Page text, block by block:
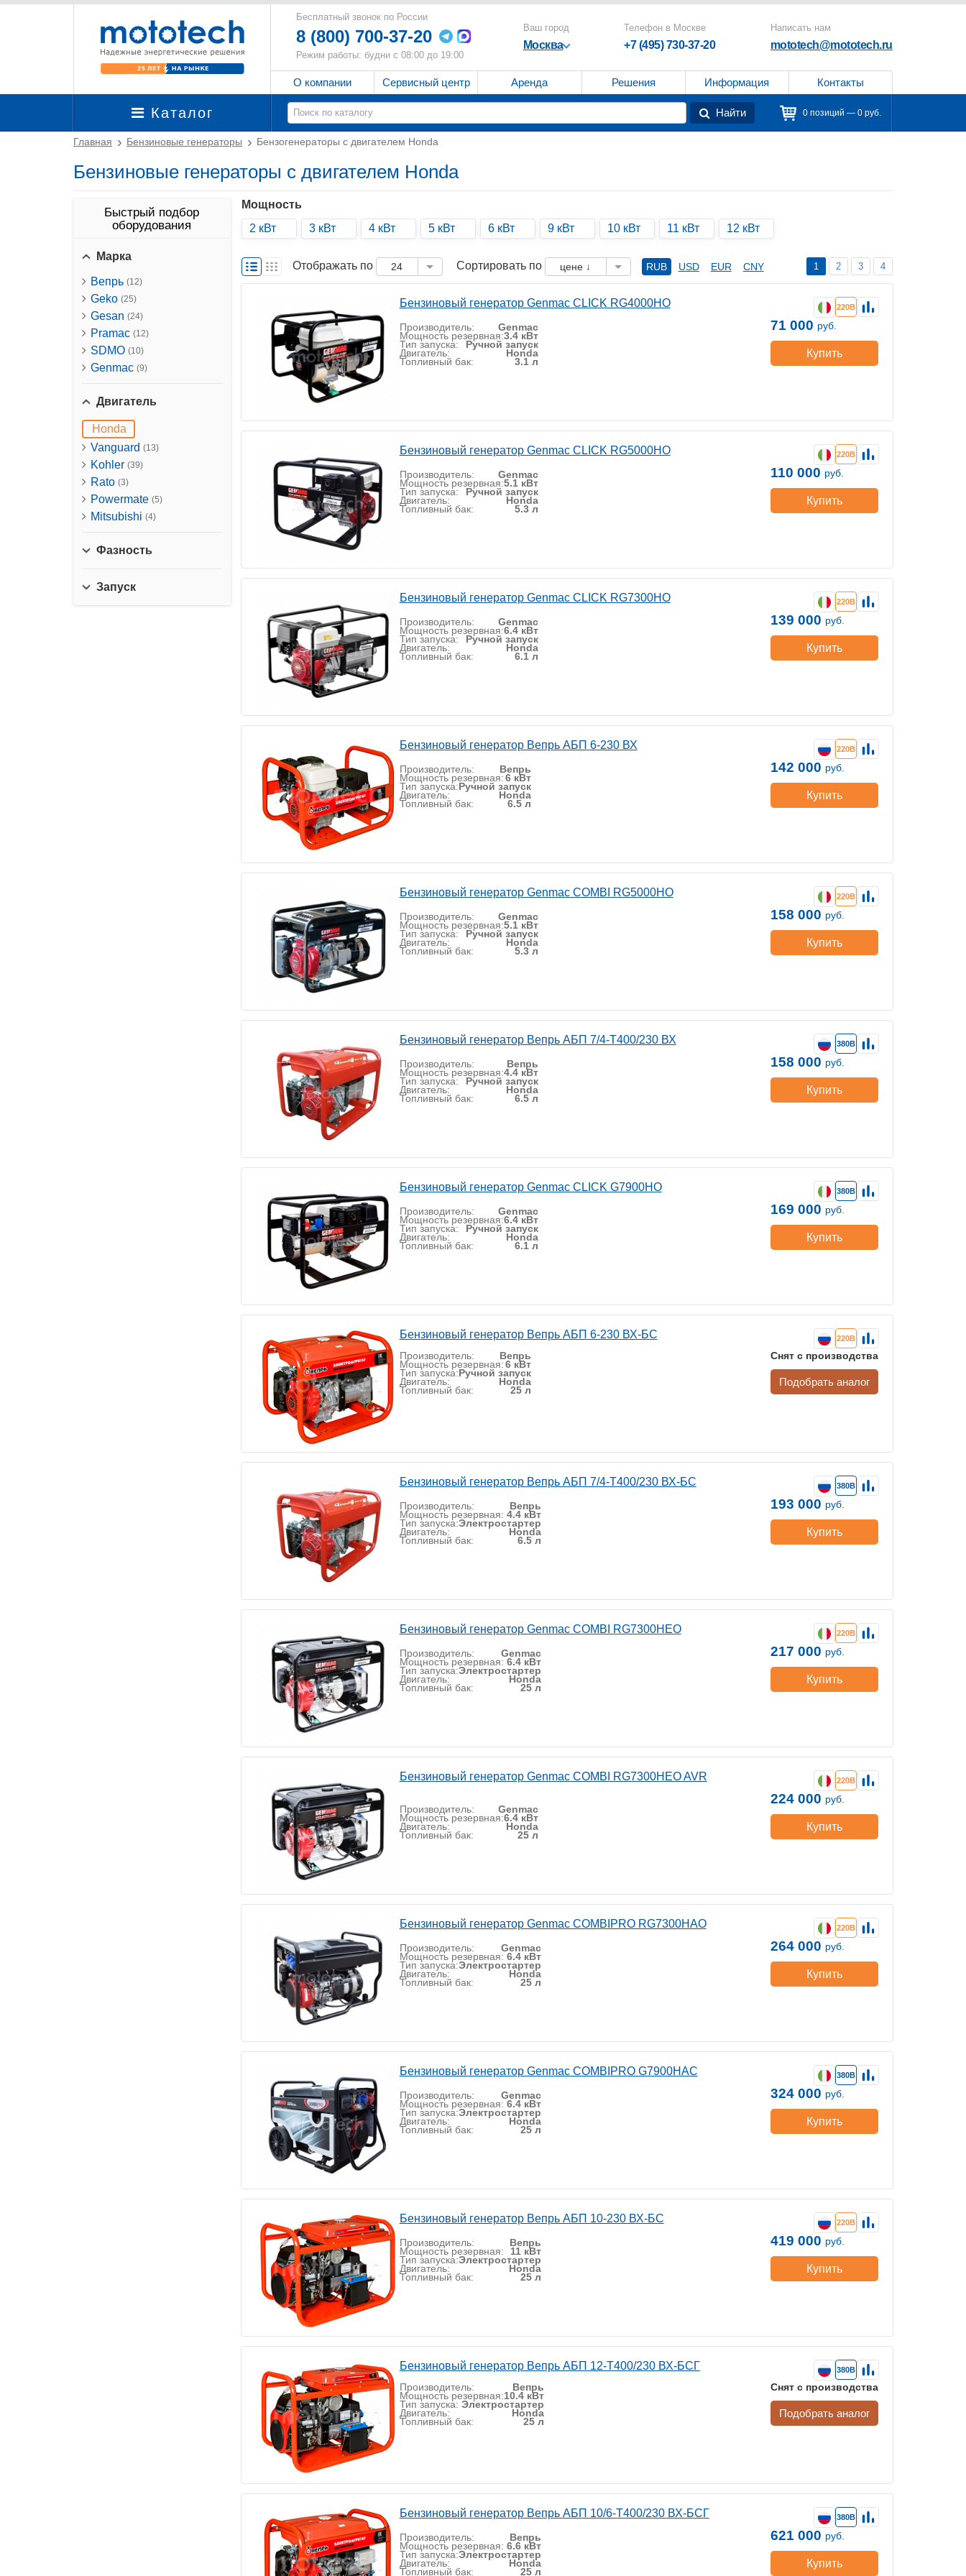
Бесплатный звонок по России
8 (800) 700-37-20
Режим работы: будни с 08:00 до 19:00
Ваш город
Москва
Телефон в Москве
+7 (495) 730-37-20
Написать нам
mototech@mototech.ru
О компании Сервисный центр Аренда Решения Информация Контакты
Каталог Найти 0 позиций — 0 руб.
Главная Бензиновые генераторы Бензогенераторы с двигателем Honda
Бензиновые генераторы с двигателем Honda
Быстрый подбор
оборудования
Марка
Вепрь (12)
Geko (25)
Gesan (24)
Pramac (12)
SDMO (10)
Genmac (9)
Двигатель
Honda
Vanguard (13)
Kohler (39)
Rato (3)
Powermate (5)
Mitsubishi (4)
Фазность
Запуск
Мощность
2 кВт
3 кВт 4 кВт 5 кВт 6 кВт 9 кВт 10 кВт 11 кВт 12 кВт
Отображать по 24 Сортировать по цене ↓ RUB USD EUR CNY 1 2 3 4
Бензиновый генератор Genmac CLICK RG4000HO
Производитель: Genmac
Мощность резервная:3.4 кВт
Тип запуска: Ручной запуск
Двигатель: Honda
Топливный бак: 3.1 л
220В
71 000 руб.
Купить
Бензиновый генератор Genmac CLICK RG5000HO
Производитель: Genmac
Мощность резервная:5.1 кВт
Тип запуска: Ручной запуск
Двигатель: Honda
Топливный бак: 5.3 л
220В
110 000 руб.
Купить
Бензиновый генератор Genmac CLICK RG7300HO
Производитель: Genmac
Мощность резервная:6.4 кВт
Тип запуска: Ручной запуск
Двигатель: Honda
Топливный бак: 6.1 л
220В
139 000 руб.
Купить
Бензиновый генератор Вепрь АБП 6-230 ВХ
Производитель: Вепрь
Мощность резервная:6 кВт
Тип запуска:Ручной запуск
Двигатель: Honda
Топливный бак: 6.5 л
220В
142 000 руб.
Купить
Бензиновый генератор Genmac COMBI RG5000HO
Производитель: Genmac
Мощность резервная:5.1 кВт
Тип запуска: Ручной запуск
Двигатель: Honda
Топливный бак: 5.3 л
220В
158 000 руб.
Купить
Бензиновый генератор Вепрь АБП 7/4-Т400/230 ВХ
Производитель: Вепрь
Мощность резервная:4.4 кВт
Тип запуска: Ручной запуск
Двигатель: Honda
Топливный бак: 6.5 л
380В
158 000 руб.
Купить
Бензиновый генератор Genmac CLICK G7900HO
Производитель: Genmac
Мощность резервная:6.4 кВт
Тип запуска: Ручной запуск
Двигатель: Honda
Топливный бак: 6.1 л
380В
169 000 руб.
Купить
Бензиновый генератор Вепрь АБП 6-230 ВХ-БС
Производитель: Вепрь
Мощность резервная:6 кВт
Тип запуска:Ручной запуск
Двигатель: Honda
Топливный бак: 25 л
220В
Снят с производства
Подобрать аналог
Бензиновый генератор Вепрь АБП 7/4-Т400/230 ВХ-БС
Производитель: Вепрь
Мощность резервная: 4.4 кВт
Тип запуска:Электростартер
Двигатель: Honda
Топливный бак: 6.5 л
380В
193 000 руб.
Купить
Бензиновый генератор Genmac COMBI RG7300HEO
Производитель: Genmac
Мощность резервная: 6.4 кВт
Тип запуска:Электростартер
Двигатель: Honda
Топливный бак: 25 л
220В
217 000 руб.
Купить
Бензиновый генератор Genmac COMBI RG7300HEO AVR
Производитель: Genmac
Мощность резервная:6.4 кВт
Двигатель: Honda
Топливный бак: 25 л
220В
224 000 руб.
Купить
Бензиновый генератор Genmac COMBIPRO RG7300HAO
Производитель: Genmac
Мощность резервная: 6.4 кВт
Тип запуска:Электростартер
Двигатель: Honda
Топливный бак: 25 л
220В
264 000 руб.
Купить
Бензиновый генератор Genmac COMBIPRO G7900HAC
Производитель: Genmac
Мощность резервная: 6.4 кВт
Тип запуска:Электростартер
Двигатель: Honda
Топливный бак: 25 л
380В
324 000 руб.
Купить
Бензиновый генератор Вепрь АБП 10-230 ВХ-БС
Производитель: Вепрь
Мощность резервная: 11 кВт
Тип запуска:Электростартер
Двигатель: Honda
Топливный бак: 25 л
220В
419 000 руб.
Купить
Бензиновый генератор Вепрь АБП 12-Т400/230 ВХ-БСГ
Производитель: Вепрь
Мощность резервная:10.4 кВт
Тип запуска: Электростартер
Двигатель: Honda
Топливный бак: 25 л
380В
Снят с производства
Подобрать аналог
Бензиновый генератор Вепрь АБП 10/6-Т400/230 ВХ-БСГ
Производитель: Вепрь
Мощность резервная: 6.6 кВт
Тип запуска:Электростартер
Двигатель: Honda
Топливный бак: 25 л
380В
621 000 руб.
Купить